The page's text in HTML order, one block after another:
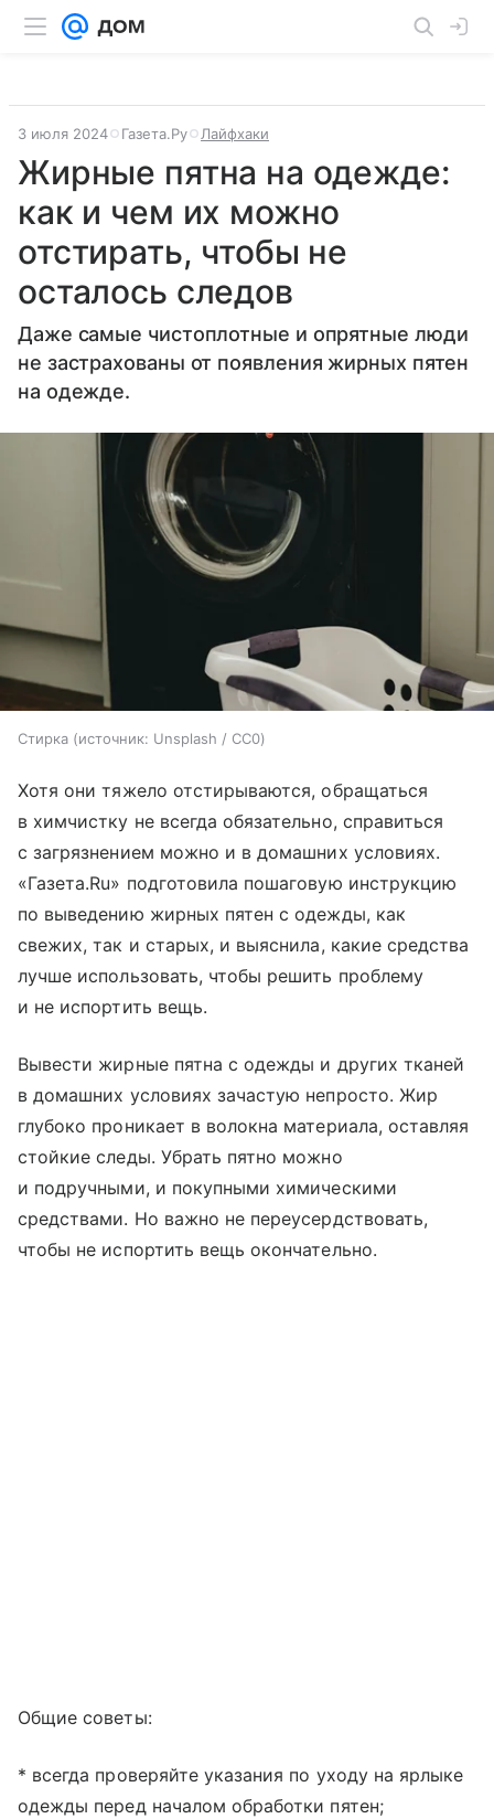
3 июля 2024 Газета.Ру Лайфхаки
Жирные пятна на одежде:
как и чем их можно
отстирать, чтобы не
осталось следов
Даже самые чистоплотные и опрятные люди
не застрахованы от появления жирных пятен
на одежде.
Стирка источник: Unsplash / CC0
Хотя они тяжело отстирываются, обращаться
в химчистку не всегда обязательно, справиться
с загрязнением можно и в домашних условиях.
«Газета.Ru» подготовила пошаговую инструкцию
по выведению жирных пятен с одежды, как
свежих, так и старых, и выяснила, какие средства
лучше использовать, чтобы решить проблему
и не испортить вещь.
Вывести жирные пятна с одежды и других тканей
в домашних условиях зачастую непросто. Жир
глубоко проникает в волокна материала, оставляя
стойкие следы. Убрать пятно можно
и подручными, и покупными химическими
средствами. Но важно не переусердствовать,
чтобы не испортить вещь окончательно.
Общие советы:
* всегда проверяйте указания по уходу на ярлыке
одежды перед началом обработки пятен;